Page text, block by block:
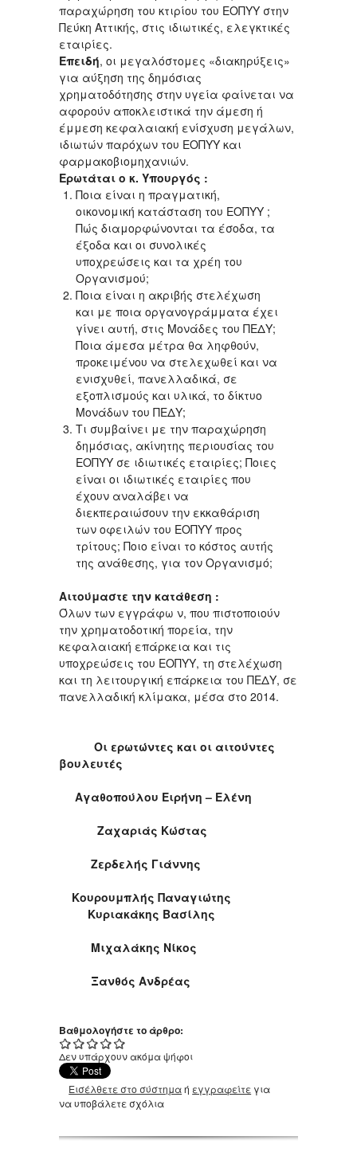
παραχώρηση του κτιρίου του ΕΟΠΥΥ στην
Πεύκη Αττικής, στις ιδιωτικές, ελεγκτικές
εταιρίες.
Επειδή, οι μεγαλόστομες «διακηρύξεις»
για αύξηση της δημόσιας
χρηματοδότησης στην υγεία φαίνεται να
αφορούν αποκλειστικά την άμεση ή
έμμεση κεφαλαιακή ενίσχυση μεγάλων,
ιδιωτών παρόχων του ΕΟΠΥΥ και
φαρμακοβιομηχανιών.
Ερωτάται ο κ. Υπουργός :
Ποια είναι η πραγματική,
οικονομική κατάσταση του ΕΟΠΥΥ ;
Πώς διαμορφώνονται τα έσοδα, τα
έξοδα και οι συνολικές
υποχρεώσεις και τα χρέη του
Οργανισμού;
Ποια είναι η ακριβής στελέχωση
και με ποια οργανογράμματα έχει
γίνει αυτή, στις Μονάδες του ΠΕΔΥ;
Ποια άμεσα μέτρα θα ληφθούν,
προκειμένου να στελεχωθεί και να
ενισχυθεί, πανελλαδικά, σε
εξοπλισμούς και υλικά, το δίκτυο
Μονάδων του ΠΕΔΥ;
Τι συμβαίνει με την παραχώρηση
δημόσιας, ακίνητης περιουσίας του
ΕΟΠΥΥ σε ιδιωτικές εταιρίες; Ποιες
είναι οι ιδιωτικές εταιρίες που
έχουν αναλάβει να
διεκπεραιώσουν την εκκαθάριση
των οφειλών του ΕΟΠΥΥ προς
τρίτους; Ποιο είναι το κόστος αυτής
της ανάθεσης, για τον Οργανισμό;
Αιτούμαστε την κατάθεση :
Όλων των εγγράφω ν, που πιστοποιούν
την χρηματοδοτική πορεία, την
κεφαλαιακή επάρκεια και τις
υποχρεώσεις του ΕΟΠΥΥ, τη στελέχωση
και τη λειτουργική επάρκεια του ΠΕΔΥ, σε
πανελλαδική κλίμακα, μέσα στο 2014.
Οι ερωτώντες και οι αιτούντες
βουλευτές
Αγαθοπούλου Ειρήνη – Ελένη
Ζαχαριάς Κώστας
Ζερδελής Γιάννης
Κουρουμπλής Παναγιώτης
Κυριακάκης Βασίλης
Μιχαλάκης Νίκος
Ξανθός Ανδρέας
Βαθμολογήστε το άρθρο:
Δεν υπάρχουν ακόμα ψήφοι
Εισέλθετε στο σύστημαή εγγραφείτε για
να υποβάλετε σχόλια